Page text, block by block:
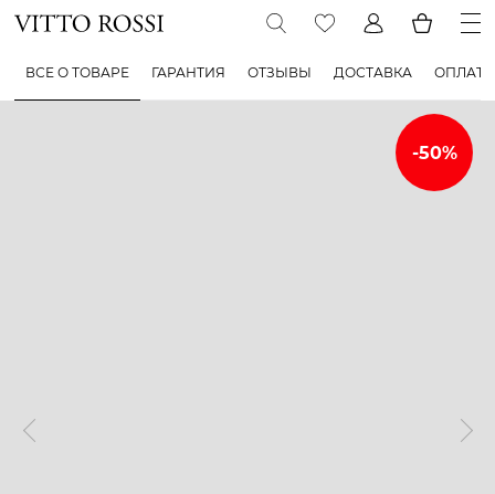
ВСЕ О ТОВАРЕ ГАРАНТИЯ ОТЗЫВЫ ДОСТАВКА ОПЛАТА